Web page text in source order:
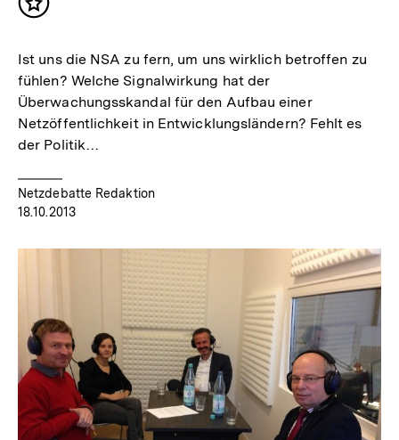
Inhalt
Ist uns die NSA zu fern, um uns wirklich betroffen zu
fühlen? Welche Signalwirkung hat der
Überwachungsskandal für den Aufbau einer
Netzöffentlichkeit in Entwicklungsländern? Fehlt es
der Politik…
Netzdebatte Redaktion
18.10.2013